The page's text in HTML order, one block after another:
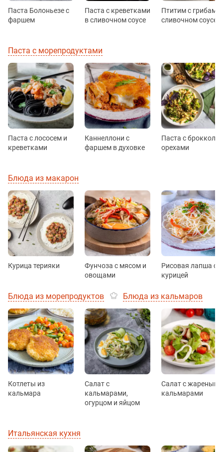
Паста Болоньезе с
фаршем
Паста с креветками
в сливочном соусе
Птитим с грибами
сливочном соусе
Паста с морепродуктами
Паста с лососем и
креветками
Каннеллони с
фаршем в духовке
Паста с брокколи
орехами
Блюда из макарон
Курица терияки
Фунчоза с мясом и
овощами
Рисовая лапша с
курицей
Блюда из морепродуктов Блюда из кальмаров
Котлеты из
кальмара
Салат с
кальмарами,
огурцом и яйцом
Салат с жареными
кальмарами
Итальянская кухня